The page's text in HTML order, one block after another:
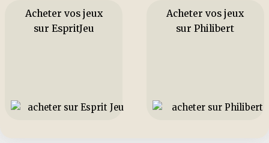
Acheter vos jeux
sur EspritJeu
Acheter vos jeux
sur Philibert